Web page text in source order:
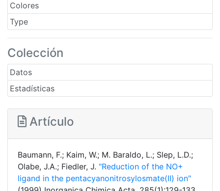
Colores
Type
Colección
Datos
Estadísticas
Artículo
Baumann, F.; Kaim, W.; M. Baraldo, L.; Slep, L.D.;
Olabe, J.A.; Fiedler, J. "Reduction of the NO+
ligand in the pentacyanonitrosylosmate(II) ion"